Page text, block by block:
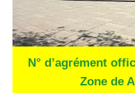
N° d’agrément
Zone de